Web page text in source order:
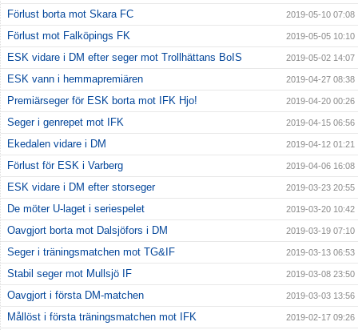
Förlust borta mot Skara FC 2019-05-10 07:08
Förlust mot Falköpings FK 2019-05-05 10:10
ESK vidare i DM efter seger mot Trollhättans BoIS 2019-05-02 14:07
ESK vann i hemmapremiären 2019-04-27 08:38
Premiärseger för ESK borta mot IFK Hjo! 2019-04-20 00:26
Seger i genrepet mot IFK 2019-04-15 06:56
Ekedalen vidare i DM 2019-04-12 01:21
Förlust för ESK i Varberg 2019-04-06 16:08
ESK vidare i DM efter storseger 2019-03-23 20:55
De möter U-laget i seriespelet 2019-03-20 10:42
Oavgjort borta mot Dalsjöfors i DM 2019-03-19 07:10
Seger i träningsmatchen mot TG&IF 2019-03-13 06:53
Stabil seger mot Mullsjö IF 2019-03-08 23:50
Oavgjort i första DM-matchen 2019-03-03 13:56
Mållöst i första träningsmatchen mot IFK 2019-02-17 09:26